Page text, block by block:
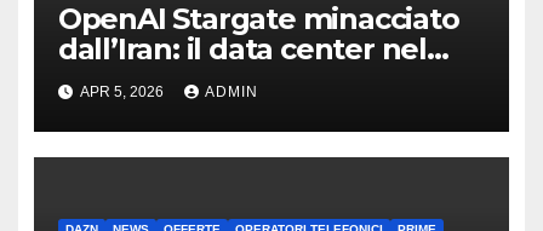
OpenAI Stargate minacciato
dall’Iran: il data center nel
mirino
APR 5, 2026 ADMIN